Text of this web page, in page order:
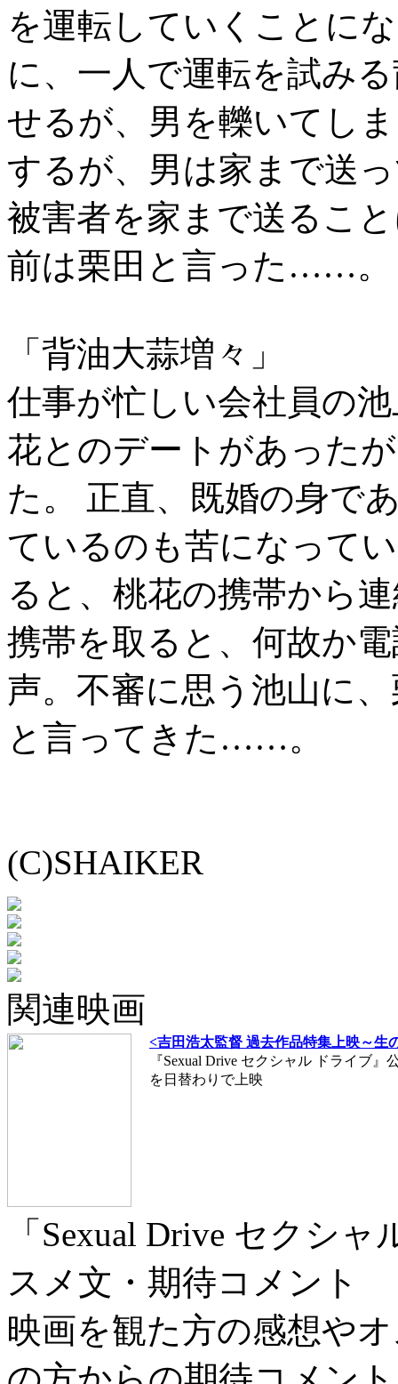
を運転していくことに
に、一人で運転を試み
せるが、男を轢いてし
するが、男は家まで送
被害者を家まで送るこ
前は栗田と言った……。
「背油大蒜増々」
仕事が忙しい会社員の
花とのデートがあった
た。 正直、既婚の身で
ているのも苦になって
ると、桃花の携帯から
携帯を取ると、何故か
声。不審に思う池山に
と言ってきた……。
(C)SHAIKER
関連映画
<吉田浩太監督 過去作品特集上映～生
『Sexual Drive セクシャル ドライブ
を日替わりで上映
「Sexual Drive セクシ
スメ文・期待コメント
映画を観た方の感想や